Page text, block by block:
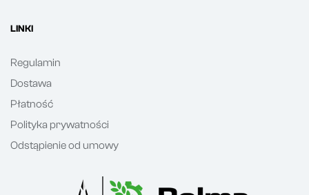
LINKI
Regulamin
Dostawa
Płatność
Polityka prywatności
Odstąpienie od umowy